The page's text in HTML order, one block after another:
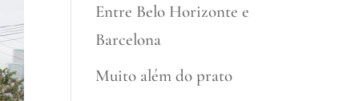
Entre Belo Horizonte e
Barcelona
Muito além do prato